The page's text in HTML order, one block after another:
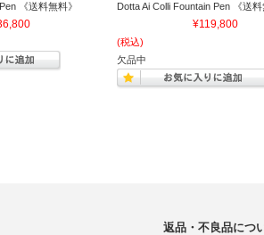
《送料無料》
Dotta Ai Colli Fountain Pen 《送料
¥119,800
(税込)
欠品中
返品・不良品につ